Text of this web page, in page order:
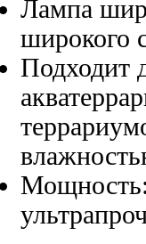
Лампа
широкого
Подходит